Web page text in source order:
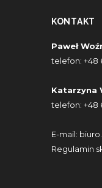
KONTAKT
Paweł
telefon: +48
Katarzyna
telefon: +48
E-mail:
Regulamin